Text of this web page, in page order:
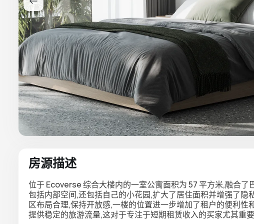
房源描述
位于 Ecoverse 综合大楼内的一室公寓面积为 57 平方米,融合
包括内部空间,还包括自己的小花园,扩大了居住面积并增强了
区布局合理,保持开放感,一楼的位置进一步增加了租户的便利
提供稳定的旅游流量,这对于专注于短期租赁收入的买家尤其重要